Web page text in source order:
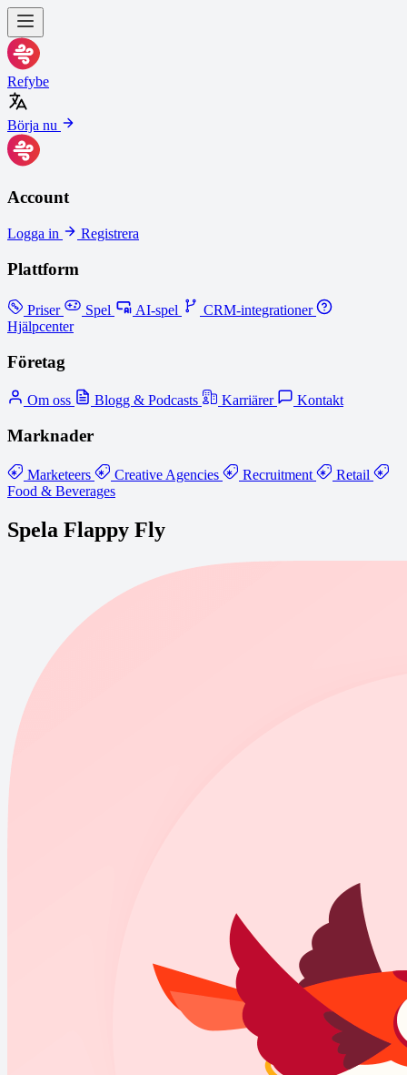
Refybe
Börja nu
Account
Logga in Registrera
Plattform
Priser Spel AI-spel
CRM-integrationer
Hjälpcenter
Företag
Om oss Blogg & Podcasts Karriärer Kontakt
Marknader
Marketeers Creative Agencies Recruitment
Retail
Food & Beverages
Spela Flappy Fly